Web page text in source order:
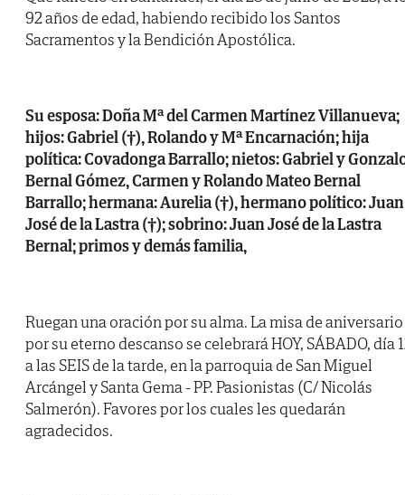
92 años de edad, habiendo recibido los Santos
Sacramentos y la Bendición Apostólica.
Su esposa: Doña Mª del Carmen Martínez Villanueva;
hijos: Gabriel (†), Rolando y Mª Encarnación; hija
política: Covadonga Barrallo; nietos: Gabriel y
Bernal Gómez, Carmen y Rolando Mateo Bernal
Barrallo; hermana: Aurelia (†), hermano político: Juan
José de la Lastra (†); sobrino: Juan José de la Lastra
Bernal; primos y demás familia,
Ruegan una oración por su alma. La misa de aniversario
por su eterno descanso se celebrará HOY, SÁBADO, día
a las SEIS de la tarde, en la parroquia de San Miguel
Arcángel y Santa Gema - PP. Pasionistas (C/ Nicolás
Salmerón). Favores por los cuales les quedarán
agradecidos.